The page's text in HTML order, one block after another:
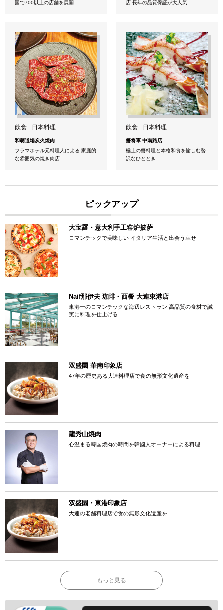
国で700以上の店舗を展開 店 長年の品質保証が大人気
飲食 日本料理
和萌道場炭火焼肉
フラマホテル元料理人による 家庭的
な雰囲気の焼き肉店
飲食 日本料理
蟹将軍 中南路店
極上の蟹料理と本格和食を愉しむ贅
沢なひととき
ピックアップ
大宝羅・意大利手工窑炉披萨
ロマンチックで美味しい イタリア生活と出会う幸せ
Naif那伊夫 珈琲・西餐 大連東港店
東港一のロマンチックな海辺レストラン 高品質の食材で誠
実に料理を仕上げる
双盛園 華南印象店
47年の歴史ある大連料理店で食の無形文化遺産を
龍秀山焼肉
心温まる韓国焼肉の時間を韓國人オーナーによる料理
双盛園・東港印象店
大連の老舗料理店で食の無形文化遺産を
もっと見る